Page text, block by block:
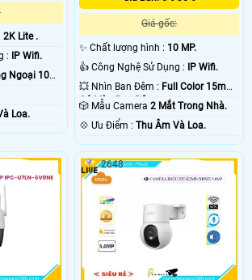
2K Lite .
🤖️ Công Nghệ Sử Dụng : IP Wifi.
Ngoại 10m
Loa.
Giá gốc:
✨ Chất lượng hình : 10 MP.
👍 Công Nghệ Sử Dụng : IP Wifi.
💥 Nhìn Ban Đêm : Full Color 15m
Có Màu Ban Ðêm.
🎲 Mẫu Camera2 Mắt Trong Nhà.
️💠 Ưu Điểm :Thu Âm Và Loa.
2648